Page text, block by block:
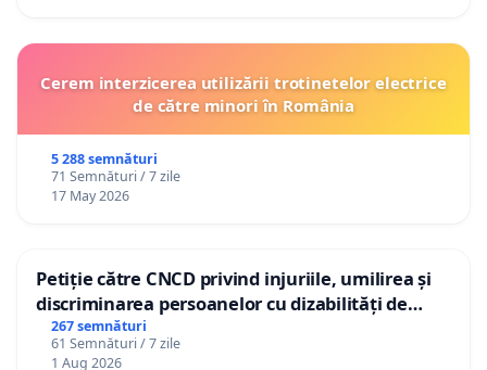
Cerem interzicerea utilizării trotinetelor electrice
de către minori în România
5 288 semnături
71 Semnături / 7 zile
17 May 2026
Petiție către CNCD privind injuriile, umilirea și
discriminarea persoanelor cu dizabilități de
către utilizatorul TikTok „Gorici”
267 semnături
61 Semnături / 7 zile
1 Aug 2026